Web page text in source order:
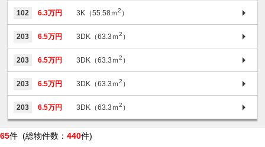
102 6.3万円 3K（55.58ｍ2 ）
203 6.5万円 3DK（63.3ｍ2 ）
203 6.5万円 3DK（63.3ｍ2 ）
203 6.5万円 3DK（63.3ｍ2 ）
203 6.5万円 3DK（63.3ｍ2 ）
65件 (総物件数： 440件)